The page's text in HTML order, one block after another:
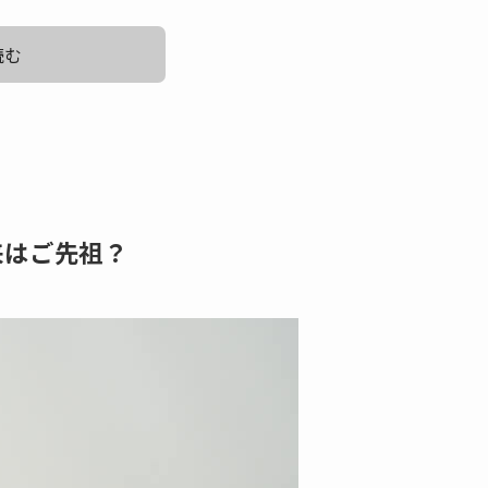
あります。
ご先祖？